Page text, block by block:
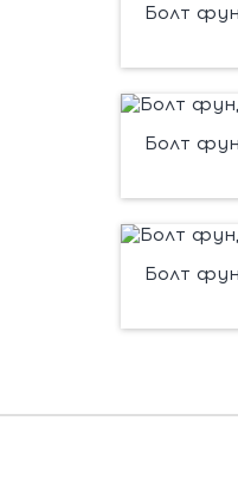
Болт
Болт
Болт